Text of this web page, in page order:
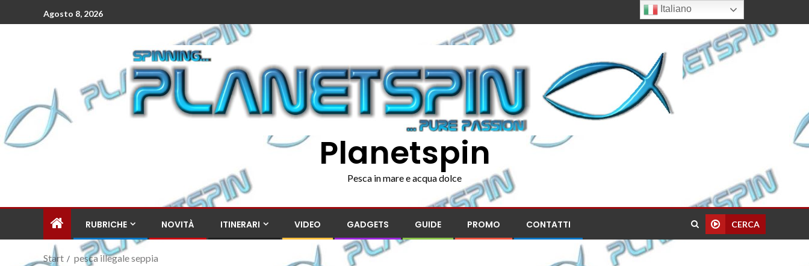
Agosto 8, 2026
Planetspin
Pesca in mare e acqua dolce
RUBRICHE NOVITÀ ITINERARI VIDEO GADGETS GUIDE PROMO CONTATTI CERCA
Start pesca illegale seppia
Italiano